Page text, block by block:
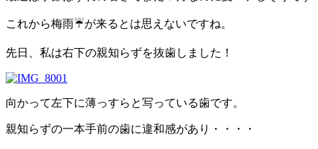
これから梅雨☔が来るとは思えないですね。
先日、私は右下の親知らずを抜歯しました！
向かって左下に薄っすらと写っている歯です。
親知らずの一本手前の歯に違和感があり・・・・